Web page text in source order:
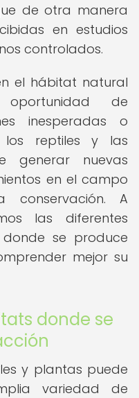
de otra manera
en estudios
controlados.
el hábitat natural
de
inesperadas o
los reptiles y las
generar nuevas
en el campo
A
las diferentes
se produce
mejor su
donde se
y plantas puede
variedad de